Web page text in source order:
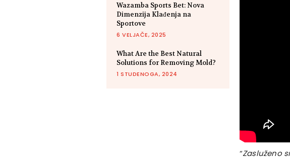
Wazamba Sports Bet: Nova
Dimenzija Klađenja na
Sportove
6 VELJAČE, 2025
What Are the Best Natural
Solutions for Removing Mold?
1 STUDENOGA, 2024
“Zasluženo